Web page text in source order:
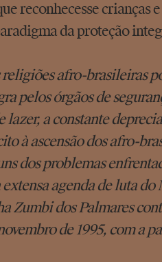
reconhecesse crianças
da proteção
religiões afro-brasileiras
pelos órgãos de
a constante
à ascensão dos afro-
dos problemas
agenda de luta
Zumbi dos Palmares
de 1995, com a